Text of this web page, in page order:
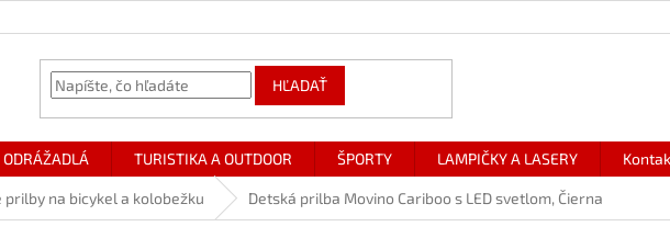
HĽADAŤ
ODRÁŽADLÁ TURISTIKA A OUTDOOR ŠPORTY LAMPIČKY A LASERY
prilby na bicykel a kolobežku Detská prilba Movino Cariboo s LED svetlom, Čierna